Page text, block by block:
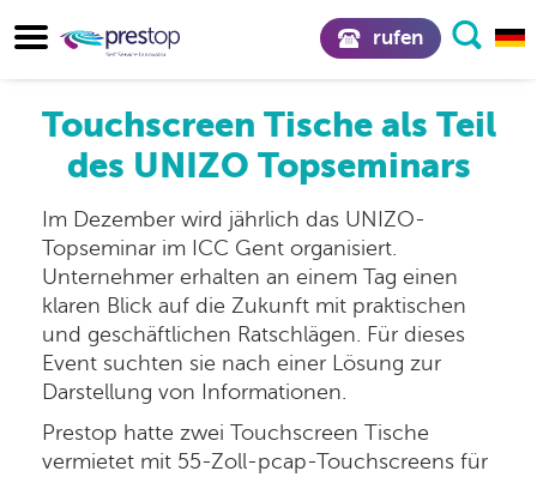
rufen
Touchscreen Tische als Teil
des UNIZO Topseminars
Im Dezember wird jährlich das UNIZO-
Topseminar im ICC Gent organisiert.
Unternehmer erhalten an einem Tag einen
klaren Blick auf die Zukunft mit praktischen
und geschäftlichen Ratschlägen. Für dieses
Event suchten sie nach einer Lösung zur
Darstellung von Informationen.
Prestop hatte zwei Touchscreen Tische
vermietet mit 55-Zoll-pcap-Touchscreens für